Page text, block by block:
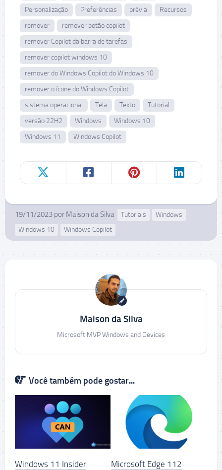
Personalização
Preferências prévia
Recursos
remover
remover botão copilot
remover Copilot da barra de tarefas
remover copilot windows 10
remover do Windows Copilot do Windows 10
remover o ícone do Windows Copilot
sistema operacional
Tela Texto
Tutorial
versão 22H2
Windows
Windows 10
Windows 11
Windows Copilot
19/11/2023 por Maison da Silva Tutoriais
Windows
Windows 10
Windows Copilot
Maison da Silva
Microsoft MVP Windows and Devices
Você também pode gostar...
Windows 11 Insider
Microsoft Edge 112